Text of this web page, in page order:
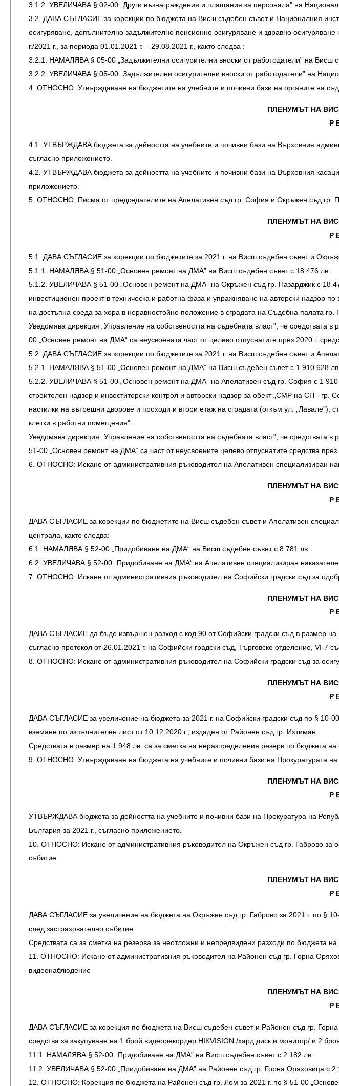
3.1.2. УВЕЛИЧАВА § 02-00 „Други възнаграждения и плащания за персонала” на
3.2. ДАВА СЪГЛАСИЕ за корекции по бюджета на Висш съдебен съвет и Националния
осигуряване, допълнително задължително пенсионно осигуряване и здравно
г./2021 г., за периода 01.01.2021 г. – 29.08.2021 г., както следва :
3.2.1. НАМАЛЯВА § 05-00 „Задължителни осигурителни вноски от работодатели” на Висш
3.2.2. УВЕЛИЧАВА § 05-00 „Задължителни осигурителни вноски от работодатели” на
4. ОТНОСНО: Утвърждаване на бюджетите на учебните и почивни бази на органите на
ПЛЕНУМЪТ НА
Р
4.1. УТВЪРЖДАВА бюджета за дейността на учебните и почивни бази на Върховния
съгласно приложението.
4.2. УТВЪРЖДАВА бюджета за дейността на учебните и почивни бази на Върховния
приложението.
5. ОТНОСНО: Писма от председателите на Апелативен съд гр. София и Окръжен съд гр.
ПЛЕНУМЪТ НА
Р
5.1. ДАВА СЪГЛАСИЕ за корекции по бюджетите за 2021 г. на Висш съдебен съвет и
5.1.1. НАМАЛЯВА § 51-00 „Основен ремонт на ДМА” на Висш съдебен съвет с 18 476 лв.
5.1.2. УВЕЛИЧАВА § 51-00 „Основен ремонт на ДМА” на Окръжен съд гр. Пазарджик с 18
инвестиционен проект в техническа и работна фаза и упражняване на авторски надзор
на достъпна среда за хора в неравностойно положение в сградата на Съдебна палата гр.
Уведомява дирекция „Управление на собствеността на съдебната власт”, че
00 „Основен ремонт на ДМА“ са неусвоената част от целево отпуснатите през 2020 г.
5.2. ДАВА СЪГЛАСИЕ за корекции по бюджетите за 2021 г. на Висш съдебен съвет и
5.2.1. НАМАЛЯВА § 51-00 „Основен ремонт на ДМА” на Висш съдебен съвет с 1 910 628 лв.
5.2.2. УВЕЛИЧАВА § 51-00 „Основен ремонт на ДМА” на Апелативен съд гр. София с 1 910
строителен надзор и инвеститорски контрол и авторски надзор за обект „СМР на СП -
настилки на вътрешни дворове и проходи и втори етаж на сградата (откъм ул.
клетки в работни помещения".
Уведомява дирекция „Управление на собствеността на съдебната власт”, че
51-00 „Основен ремонт на ДМА“ са част от неусвоените целево отпуснатите средства
6. ОТНОСНО: Искане от административния ръководител на Апелативен специализиран
ПЛЕНУМЪТ НА
Р
ДАВА СЪГЛАСИЕ за корекции по бюджетите на Висш съдебен съвет и Апелативен
централа, както следва:
6.1. НАМАЛЯВА § 52-00 „Придобиване на ДМА“ на Висш съдебен съвет с 8 781 лв.
6.2. УВЕЛИЧАВА § 52-00 „Придобиване на ДМА“ на Апелативен специализиран
7. ОТНОСНО: Искане от административния ръководител на Софийски градски съд за
ПЛЕНУМЪТ НА
Р
ДАВА СЪГЛАСИЕ да бъде извършен разход с код 90 от Софийски градски съд в размер на
съгласно протокол от 26.01.2021 г. на Софийски градски съд, Търговско отделение, VI-7
8. ОТНОСНО: Искане от административния ръководител на Софийски градски съд за
ПЛЕНУМЪТ НА
Р
ДАВА СЪГЛАСИЕ за увеличение на бюджета за 2021 г. на Софийски градски съд по § 10-
вземане по изпълнителен лист от 10.12.2020 г., издаден от Районен съд гр. Ихтиман.
Средствата в размер на 1 948 лв. са за сметка на неразпределения резерв по бюджета на
9. ОТНОСНО: Утвърждаване на бюджета на учебните и почивни бази на Прокуратурата
ПЛЕНУМЪТ НА
Р
УТВЪРЖДАВА бюджета за дейността на учебните и почивни бази на Прокуратура на
България за 2021 г., съгласно приложението.
10. ОТНОСНО: Искане от административния ръководител на Окръжен съд гр. Габрово за
събитие
ПЛЕНУМЪТ НА
Р
ДАВА СЪГЛАСИЕ за увеличение на бюджета на Окръжен съд гр. Габрово за 2021 г. по §
след застрахователно събитие.
Средствата са за сметка на резерва за неотложни и непредвидени разходи по бюджета на
11. ОТНОСНО: Искане от административния ръководител на Районен съд гр. Горна
видеонаблюдение
ПЛЕНУМЪТ НА
Р
ДАВА СЪГЛАСИЕ за корекция по бюджета на Висш съдебен съвет и Районен съд гр.
средства за закупуване на 1 брой видеорекордер HIKVISION /хард диск и монитор/ и 2
11.1. НАМАЛЯВА § 52-00 „Придобиване на ДМА” на Висш съдебен съвет с 2 182 лв.
11.2. УВЕЛИЧАВА § 52-00 „Придобиване на ДМА” на Районен съд гр. Горна Оряховица с 2
12. ОТНОСНО: Корекция по бюджета на Районен съд гр. Лом за 2021 г. по § 51-00